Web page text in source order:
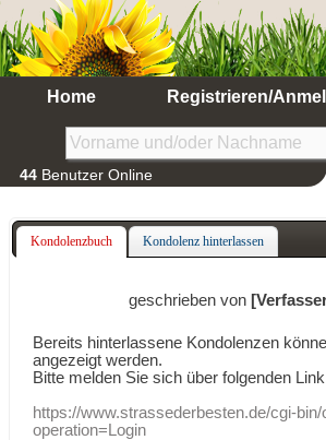
Home Registrieren/
44 Benutzer Online
Kondolenzbuch Kondolenz hinterlassen
geschrieben von
Bereits hinterlassene Kondolenzen
angezeigt werden.
Bitte melden Sie sich über folgenden
https://www.strassederbesten.de/cgi-
operation=Login